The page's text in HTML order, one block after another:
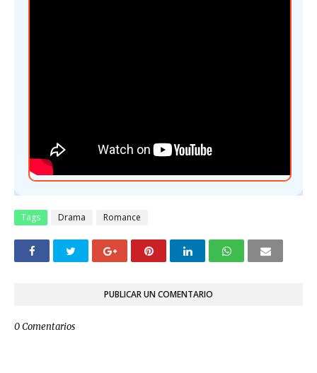
Tags Drama Romance
PUBLICAR UN COMENTARIO
0 Comentarios